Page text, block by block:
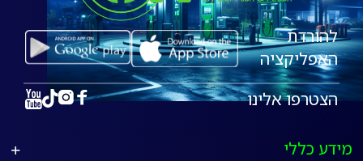
להורדת
האפליקציה
הצטרפו אלינו
מידע כללי